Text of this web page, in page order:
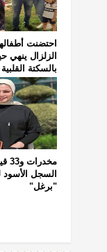
احتضنت
الزلزال ينهي
بالسكتة القلبية
السجل الأسود
"برغل"